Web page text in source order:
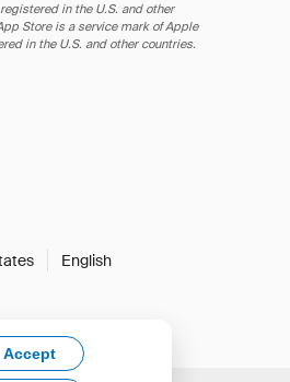
in the U.S. and other
Store is a service mark of Apple
in the U.S. and other countries.
English
Accept